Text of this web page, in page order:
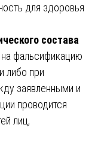
для здоровья
состава
фальсификацию
либо при
заявленными и
проводится
лиц,